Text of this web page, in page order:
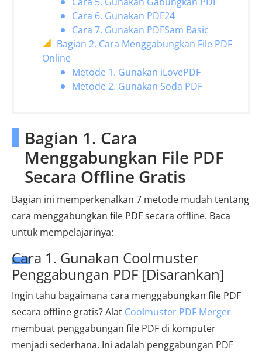
Cara 6. Gunakan PDF24
Cara 7. Gunakan PDFSam Basic
Bagian 2. Cara Menggabungkan File PDF
Online
Metode 1. Gunakan iLovePDF
Metode 2. Gunakan Soda PDF
Bagian 1. Cara
Menggabungkan File PDF
Secara Offline Gratis
Bagian ini memperkenalkan 7 metode mudah tentang
cara menggabungkan file PDF secara offline. Baca
untuk mempelajarinya:
Cara 1. Gunakan Coolmuster
Penggabungan PDF [Disarankan]
Ingin tahu bagaimana cara menggabungkan file PDF
secara offline gratis? Alat Coolmuster PDF Merger
membuat penggabungan file PDF di komputer
menjadi sederhana. Ini adalah penggabungan PDF